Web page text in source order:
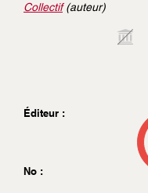
Collectif(auteur)
Éditeur :
No :